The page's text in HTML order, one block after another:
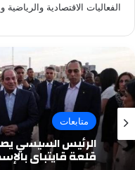
الفعاليات الاقتصادية
متابعات
الرئيس السيسي
قلعة قايتباي